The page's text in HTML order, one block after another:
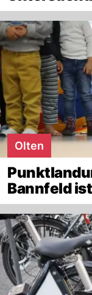
Olten
Bannfeld